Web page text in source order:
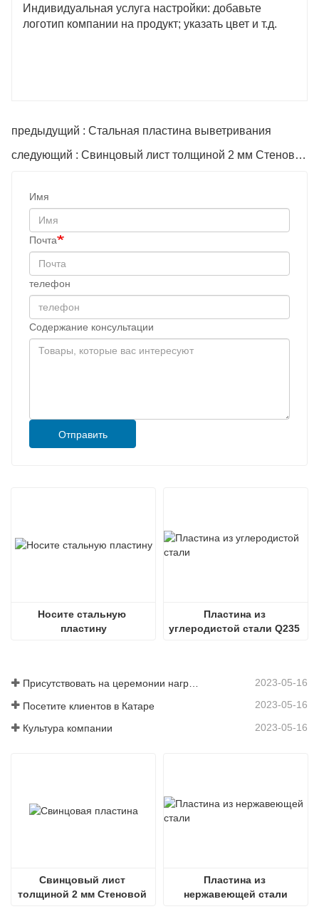
Индивидуальная услуга настройки: добавьте
логотип компании на продукт; указать цвет и т.д.
предыдущий : Стальная пластина выветривания
следующий : Свинцовый лист толщиной 2 мм Стеновой свинцовый лист Свинцовая пластина Рентгеновский снимок
Имя
Почта
телефон
Содержание консультации
Отправить
Носите стальную
пластину
Пластина из
углеродистой стали Q235
Присутствовать на церемонии награждения
2023-05-16
Посетите клиентов в Катаре 2023-05-16
Культура компании 2023-05-16
Свинцовый лист
толщиной 2 мм Стеновой
Пластина из
нержавеющей стали